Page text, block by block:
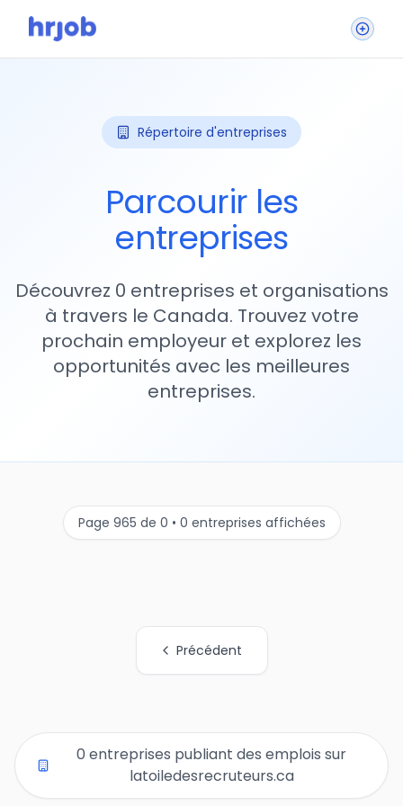
Répertoire d'entreprises
Parcourir les
entreprises
Découvrez 0 entreprises et organisations
à travers le Canada. Trouvez votre
prochain employeur et explorez les
opportunités avec les meilleures
entreprises.
Page 965 de 0 • 0 entreprises affichées
Précédent
0 entreprises publiant des emplois sur
latoiledesrecruteurs.ca